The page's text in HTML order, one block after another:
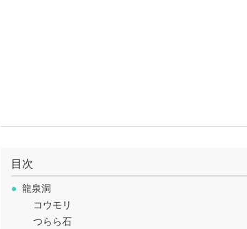
目次
● 龍泉洞
コウモリ
つらら石